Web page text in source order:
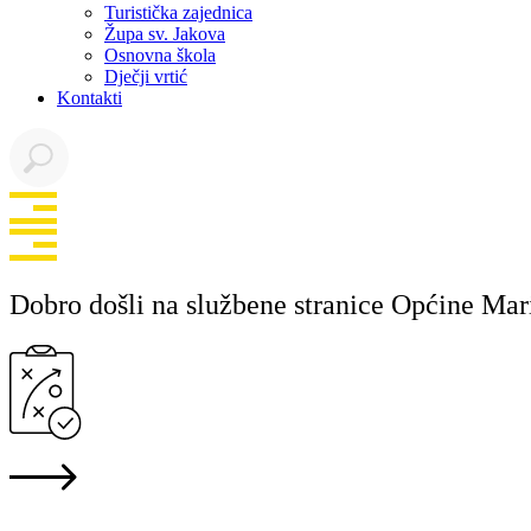
Turistička zajednica
Župa sv. Jakova
Osnovna škola
Dječji vrtić
Kontakti
Dobro došli na službene stranice Općine